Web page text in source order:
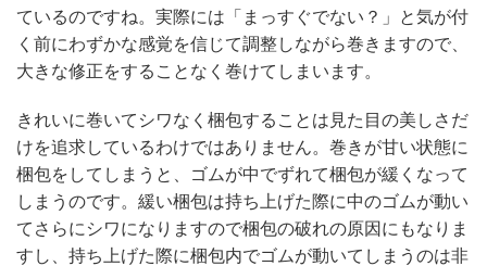
ているのですね。実際には「まっすぐでない？」と気が付
く前にわずかな感覚を信じて調整しながら巻きますので、
大きな修正をすることなく巻けてしまいます。
きれいに巻いてシワなく梱包することは見た目の美しさだ
けを追求しているわけではありません。巻きが甘い状態に
梱包をしてしまうと、ゴムが中でずれて梱包が緩くなって
しまうのです。緩い梱包は持ち上げた際に中のゴムが動い
てさらにシワになりますので梱包の破れの原因にもなりま
すし、持ち上げた際に梱包内でゴムが動いてしまうのは非